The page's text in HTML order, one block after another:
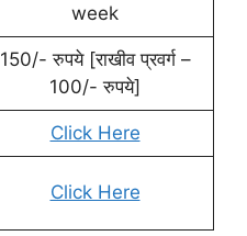
week
150/- रुपये [राखीव प्रवर्ग –
100/- रुपये]
Click Here
Click Here